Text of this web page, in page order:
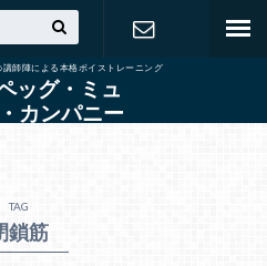
師陣による本格ボイストレーニング
出張演奏の
TAG
鎖筋